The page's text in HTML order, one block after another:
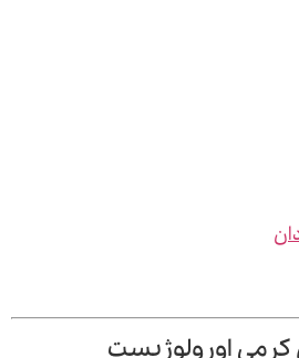
اورولوژیست